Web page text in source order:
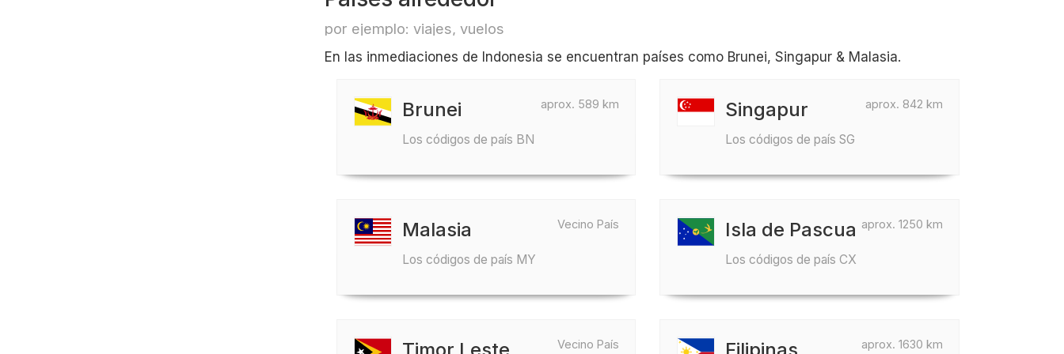
por ejemplo: viajes, vuelos
En las inmediaciones de Indonesia se encuentran países como Brunei, Singapur & Malasia.
aprox. 589 km
Brunei
Los códigos de país BN
aprox. 842 km
Singapur
Los códigos de país SG
Vecino País
Malasia
Los códigos de país MY
aprox. 1250 km
Isla de Pascua
Los códigos de país CX
Vecino País aprox. 1630 km